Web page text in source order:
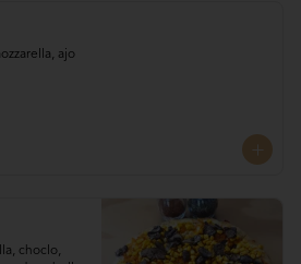
ajo
choclo,